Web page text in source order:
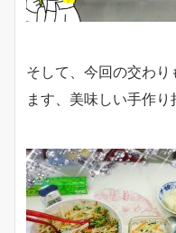
そして、今回の交わり
ます、美味しい手作